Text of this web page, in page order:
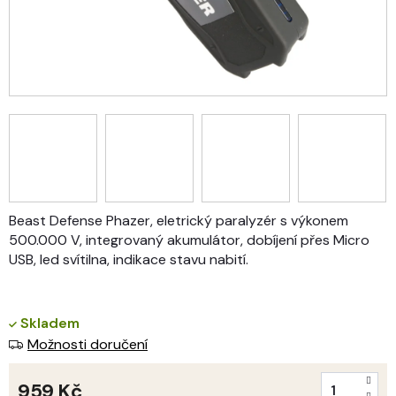
Beast Defense Phazer, eletrický paralyzér s výkonem
500.000 V, integrovaný akumulátor, dobíjení přes Micro
USB, led svítilna, indikace stavu nabití.
Skladem
Možnosti doručení